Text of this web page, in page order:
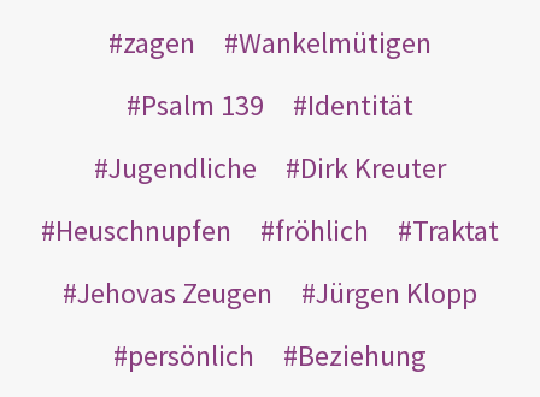
zagen
Wankelmütigen
Psalm 139
Identität
Jugendliche
Dirk Kreuter
Heuschnupfen
fröhlich
Traktat
Jehovas Zeugen
Jürgen Klopp
persönlich
Beziehung